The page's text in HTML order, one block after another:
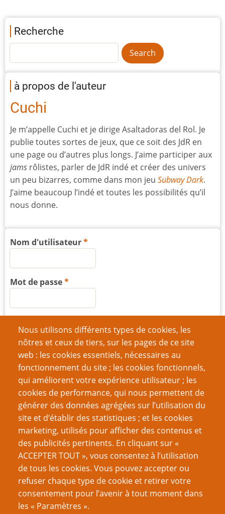
Nous utilisons différents types de cookies, les
nôtres et ceux de tiers, sur les pages de ce site
web : les cookies essentiels, nécessaires au
fonctionnement du site ; les cookies fonctionnels,
qui améliorent votre expérience utilisateur ; les
cookies de performance, qui nous permettent de
générer des données agrégées sur l’utilisation du
site et d’établir des statistiques ; et les cookies
marketing, utilisés pour afficher des contenus et
des publicités pertinents. En cliquant sur «
ACCEPTER TOUT », vous consentez à l’utilisation
de tous les cookies. Vous pouvez accepter ou
refuser chaque type de cookie et retirer votre
consentement pour l’avenir à tout moment dans
les « Paramètres ».
Recherche
à propos de l'auteur
Cuchi
Je m’appelle Cuchi et je dirige Asaltadoras del Rol. Je
publie toutes sortes de jeux, que ce soit des JdR en
une page ou d’autres plus longs. J’aime participer aux
jams rôlistes, parler de JdR indé et créer des univers
un peu bizarres, comme dans mon jeu Subway Dark.
J’aime beaucoup l’indé et toutes les possibilités qu’il
nous donne.
Nom d'utilisateur
Mot de passe
Créer un nouveau compte
Réinitialiser votre mot de passe
Du même auteur
Exilées dans l’indé, mais sans aucun regret
VOUS AIMEREZ AUSSI
Romance et Jeu de Rôles : des biais de genre ?
Concilier grossesse et GN, c’est possible
Journal d’une Orga de GN enceinte